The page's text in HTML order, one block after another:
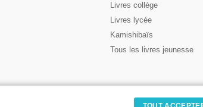
Livres collège
Livres lycée
Kamishibaïs
Tous les livres jeunesse